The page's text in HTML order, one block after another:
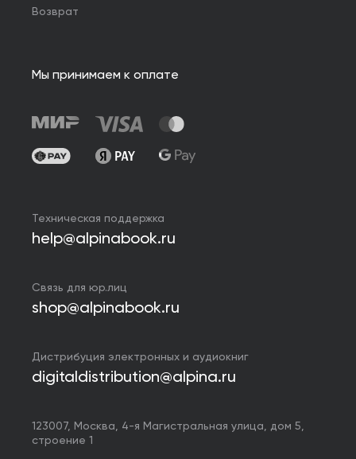
Возврат
Мы принимаем к оплате
Техническая поддержка
help@alpinabook.ru
Связь для юр.лиц
shop@alpinabook.ru
Дистрибуция электронных и аудиокниг
digitaldistribution@alpina.ru
123007, Москва, 4-я Магистральная улица, дом 5,
строение 1